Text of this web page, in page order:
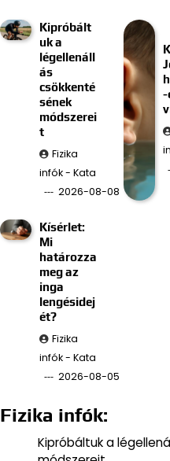
Kipróbált
uk a
légellenáll
ás
csökkenté
sének
módszerei
t
Fizika
infók - Kata
2026-08-08
-
Kísérlet:
Mi
határozza
meg az
inga
lengésidej
ét?
Fizika
infók - Kata
2026-08-05
Fizika infók:
Kipróbáltuk a